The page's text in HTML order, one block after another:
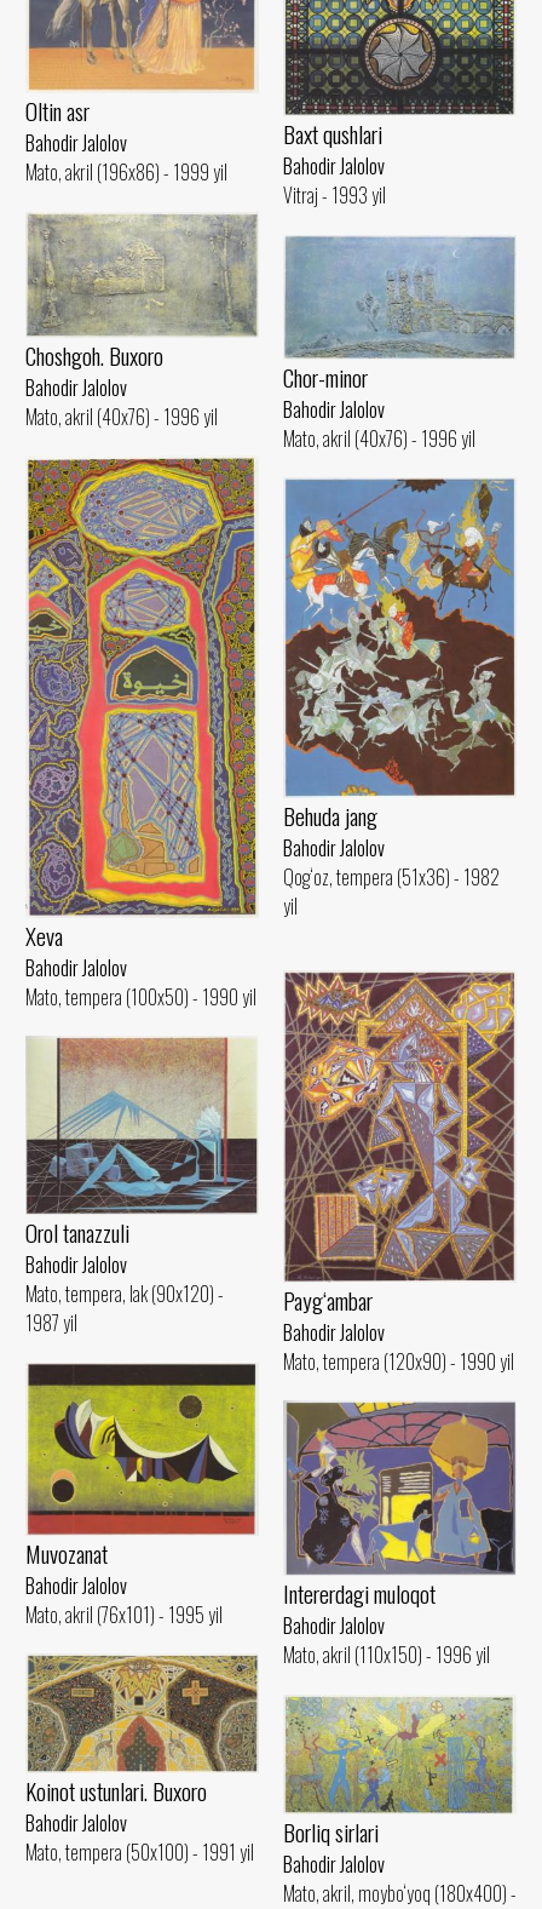
Oltin asr
Bahodir Jalolov
Mato, akril (196x86) - 1999 yil
Baxt qushlari
Bahodir Jalolov
Vitraj - 1993 yil
Choshgoh. Buxoro
Bahodir Jalolov
Mato, akril (40x76) - 1996 yil
Chor-minor
Bahodir Jalolov
Mato, akril (40x76) - 1996 yil
Xeva
Bahodir Jalolov
Mato, tempera (100x50) - 1990 yil
Behuda jang
Bahodir Jalolov
Qog‘oz, tempera (51x36) - 1982
yil
Payg‘ambar
Bahodir Jalolov
Mato, tempera (120x90) - 1990 yil
Orol tanazzuli
Bahodir Jalolov
Mato, tempera, lak (90x120) -
1987 yil
Muvozanat
Bahodir Jalolov
Mato, akril (76x101) - 1995 yil
Intererdagi muloqot
Bahodir Jalolov
Mato, akril (110x150) - 1996 yil
Koinot ustunlari. Buxoro
Bahodir Jalolov
Mato, tempera (50x100) - 1991 yil
Borliq sirlari
Bahodir Jalolov
Mato, akril, moybo‘yoq (180x400) -